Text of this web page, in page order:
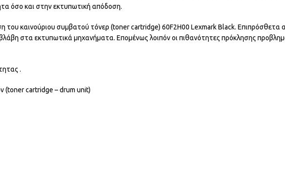
όσο και στην εκτυπωτική απόδοση.
καινούριου συμβατού τόνερ (toner cartridge) 60F2H00 Lexmark Black. Επιπρόσθετα
στα εκτυπωτικά μηχανήματα. Επομένως λοιπόν οι πιθανότητες πρόκλησης
.
(toner cartridge – drum unit)